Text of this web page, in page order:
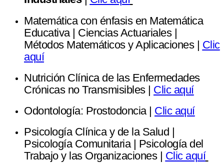
Matemática con énfasis en Matemática
Educativa | Ciencias Actuariales |
Métodos Matemáticos y Aplicaciones | Clic
aquí
Nutrición Clínica de las Enfermedades
Crónicas no Transmisibles | Clic aquí
Odontología: Prostodoncia | Clic aquí
Psicología Clínica y de la Salud |
Psicología Comunitaria | Psicología del
Trabajo y las Organizaciones | Clic aquí